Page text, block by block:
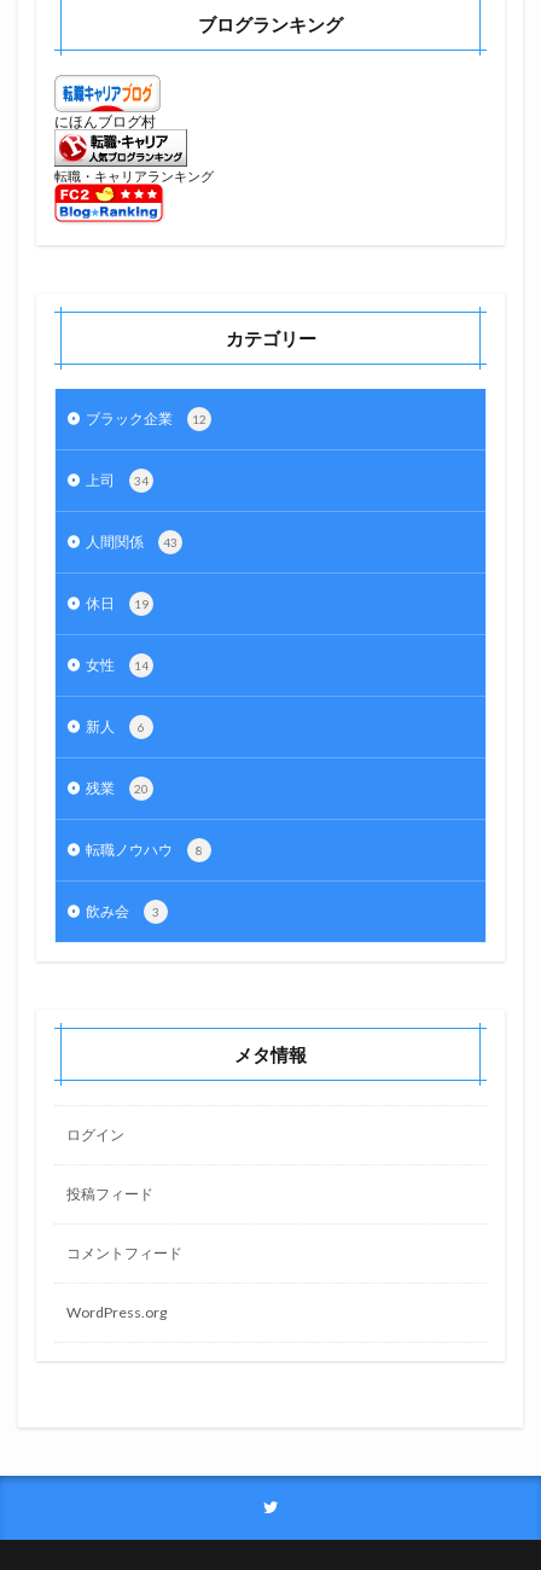
ブログランキング
にほんブログ村
転職・キャリアランキング
カテゴリー
ブラック企業 12
上司 34
人間関係 43
休日 19
女性 14
新人 6
残業 20
転職ノウハウ 8
飲み会 3
メタ情報
ログイン
投稿フィード
コメントフィード
WordPress.org